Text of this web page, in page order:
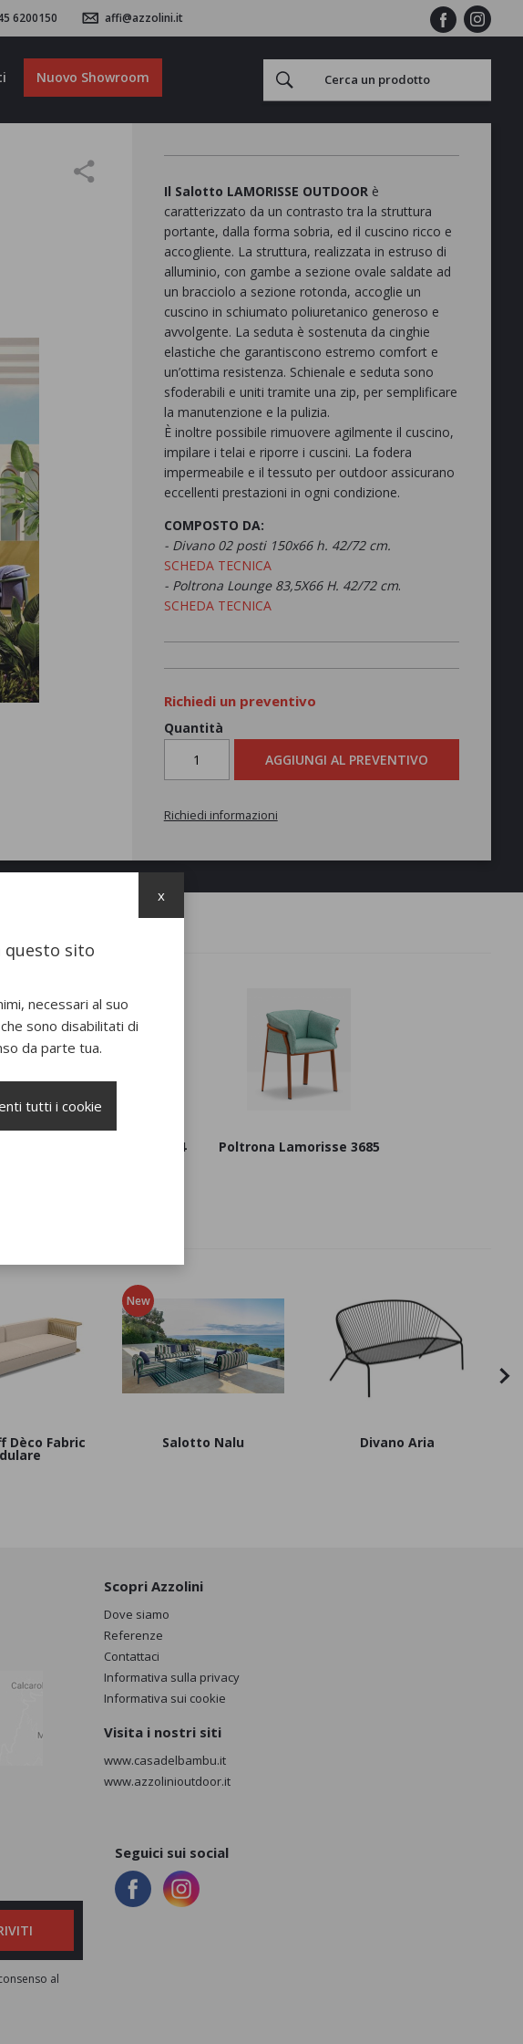
6200150 affi@azzolini.it
Nuovo Showroom
Il Salotto LAMORISSE OUTDOORè
caratterizzato da un contrasto tra la struttura
portante, dalla forma sobria, ed il cuscino ricco e
accogliente.‎ La struttura, realizzata in estruso di
alluminio, con gambe a sezione ovale saldate ad
un bracciolo a sezione rotonda, accoglie un
cuscino in schiumato poliuretanico generoso e
avvolgente.‎ La seduta è sostenuta da cinghie
elastiche che garantiscono estremo comfort e
un’ottima resistenza.‎ Schienale e seduta sono
sfoderabili e uniti tramite una zip, per semplificare
la manutenzione e la pulizia.‎
È inoltre possibile rimuovere agilmente il cuscino,
impilare i telai e riporre i cuscini.‎ La fodera
impermeabile e il tessuto per outdoor assicurano
eccellenti prestazioni in ogni condizione.‎
COMPOSTO DA:
- Divano 02 posti 150x66 h. 42/72 cm.
SCHEDA TECNICA
- Poltrona Lounge 83,5X66 H. 42/72 cm.
SCHEDA TECNICA
Richiedi un preventivo
Quantità
AGGIUNGI AL PREVENTIVO
Richiedi informazioni
Poltrona Lamorisse 3684 Poltrona Lamorisse 3685
Dèco Fabric
New
Salotto Nalu Divano Aria
Scopri Azzolini
Dove siamo
Referenze
Contattaci
Informativa sulla privacy
Informativa sui cookie
Visita i nostri siti
www.casadelbambu.it
www.azzolinioutdoor.it
al
Seguici sui social
questo sito
necessari al suo
sono disabilitati di
da parte tua.
tutti i cookie
x